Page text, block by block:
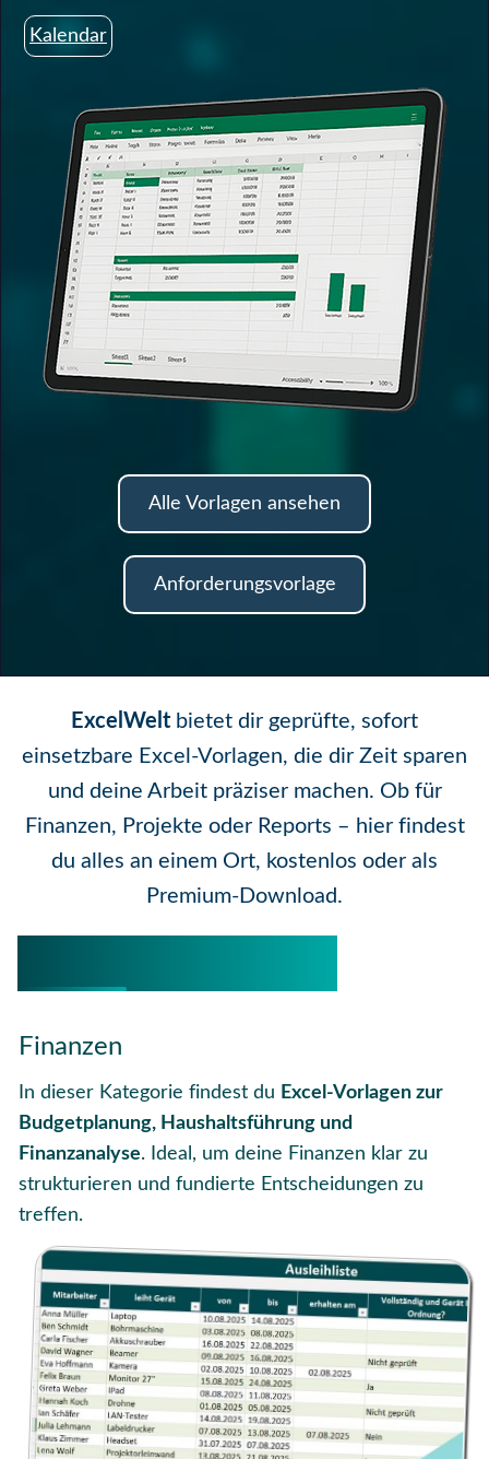
Kalendar
Alle Vorlagen ansehen
Anforderungsvorlage
ExcelWelt bietet dir geprüfte, sofort
einsetzbare Excel-Vorlagen, die dir Zeit sparen
und deine Arbeit präziser machen. Ob für
Finanzen, Projekte oder Reports – hier findest
du alles an einem Ort, kostenlos oder als
Premium-Download.
Finanzen
In dieser Kategorie findest du Excel-Vorlagen zur
Budgetplanung, Haushaltsführung und
Finanzanalyse. Ideal, um deine Finanzen klar zu
strukturieren und fundierte Entscheidungen zu
treffen.